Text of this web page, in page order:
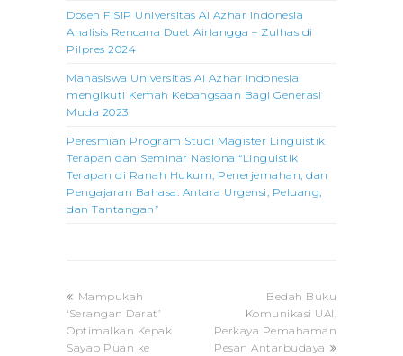
Dosen FISIP Universitas Al Azhar Indonesia
Analisis Rencana Duet Airlangga – Zulhas di
Pilpres 2024
Mahasiswa Universitas Al Azhar Indonesia
mengikuti Kemah Kebangsaan Bagi Generasi
Muda 2023
Peresmian Program Studi Magister Linguistik
Terapan dan Seminar Nasional“Linguistik
Terapan di Ranah Hukum, Penerjemahan, dan
Pengajaran Bahasa: Antara Urgensi, Peluang,
dan Tantangan”
previous
post:
Mampukah
‘Serangan Darat’
Optimalkan Kepak
Sayap Puan ke
next
post:
Bedah Buku
Komunikasi UAI,
Perkaya Pemahaman
Pesan Antarbudaya